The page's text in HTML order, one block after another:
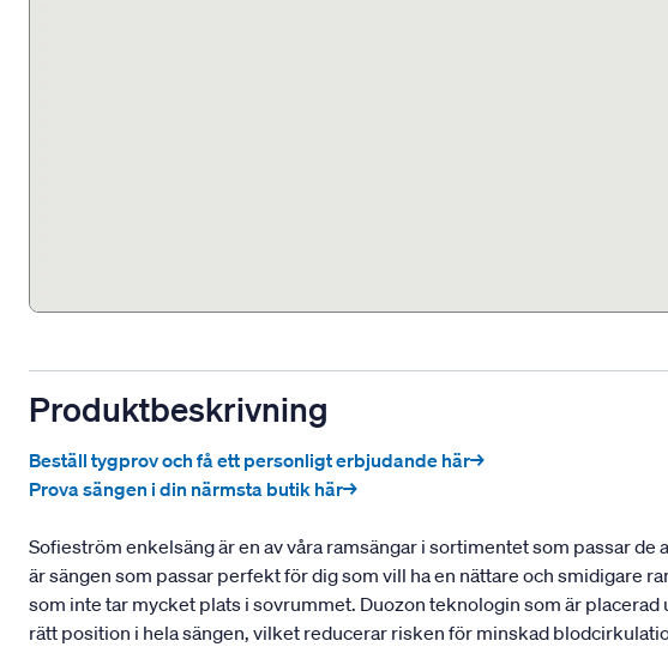
Produktbeskrivning
Beställ tygprov och få ett personligt erbjudande här→
Prova sängen i din närmsta butik här→
Sofieström enkelsäng är en av våra ramsängar i sortimentet som passar
är sängen som passar perfekt för dig som vill ha en nättare och smidigare
som inte tar mycket plats i sovrummet. Duozon teknologin som är
rätt position i hela sängen, vilket reducerar risken för minskad